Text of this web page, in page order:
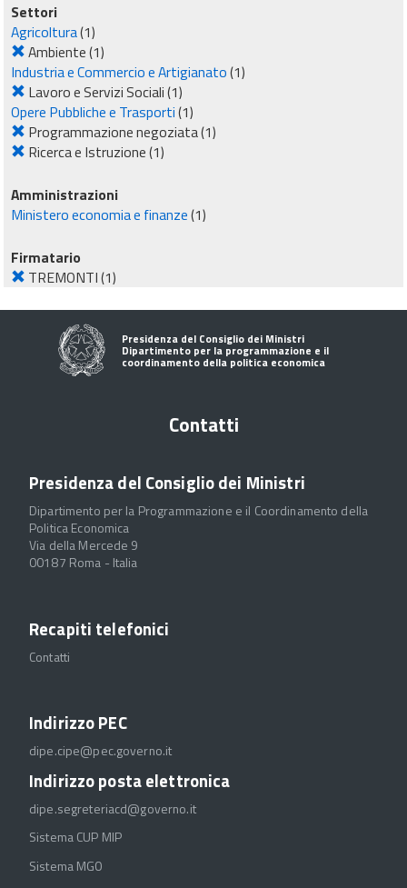
Settori
Agricoltura(1)
Ambiente(1)
Industria e Commercio e Artigianato(1)
Lavoro e Servizi Sociali(1)
Opere Pubbliche e Trasporti(1)
Programmazione negoziata(1)
Ricerca e Istruzione(1)
Amministrazioni
Ministero economia e finanze(1)
Firmatario
TREMONTI(1)
Presidenza del Consiglio dei Ministri
Dipartimento per la programmazione e il
coordinamento della politica economica
Contatti
Presidenza del Consiglio dei Ministri
Dipartimento per la Programmazione e il Coordinamento della
Politica Economica
Via della Mercede 9
00187 Roma - Italia
Recapiti telefonici
Contatti
Indirizzo PEC
dipe.cipe@pec.governo.it
Indirizzo posta elettronica
dipe.segreteriacd@governo.it
Sistema CUP MIP
Sistema MGO